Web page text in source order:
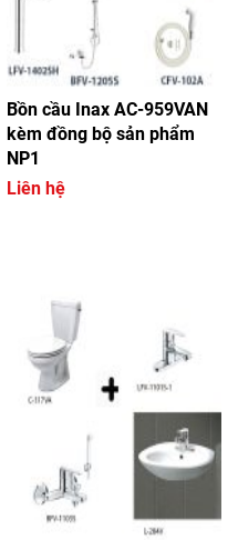
Bồn cầu Inax AC-959VAN
kèm đồng bộ sản phẩm
NP1
Liên hệ